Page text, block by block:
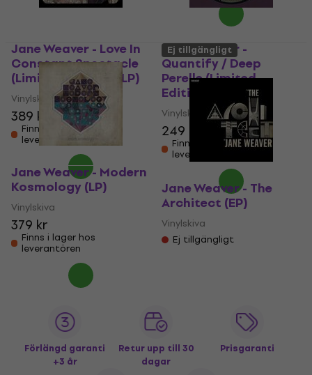
Jane Weaver - Love In
Constant Spectacle
(Limited Edition) (LP)
Vinylskiva
389 kr
Finns i lager hos
leverantören
Jane Weaver -
Quantify / Deep
Perelle (Limited
Edition) (7")
Vinylskiva
249 kr
Finns i lager hos
leverantören
Jane Weaver - Modern
Kosmology (LP)
Vinylskiva
379 kr
Finns i lager hos
leverantören
Ej tillgängligt
Jane Weaver - The
Architect (EP)
Vinylskiva
Ej tillgängligt
Förlängd garanti
+3 år
Retur upp till 30
dagar
Prisgaranti